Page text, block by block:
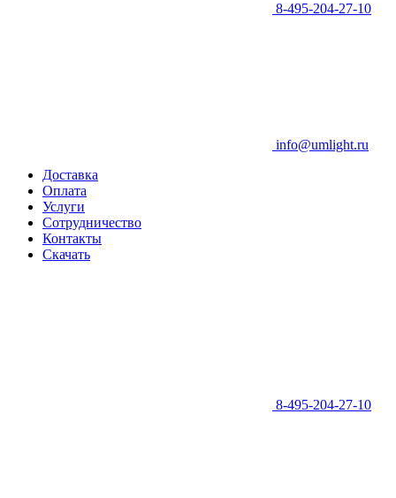
8-495-204-27-10
info@umlight.ru
Доставка
Оплата
Услуги
Сотрудничество
Контакты
Скачать
8-495-204-27-10